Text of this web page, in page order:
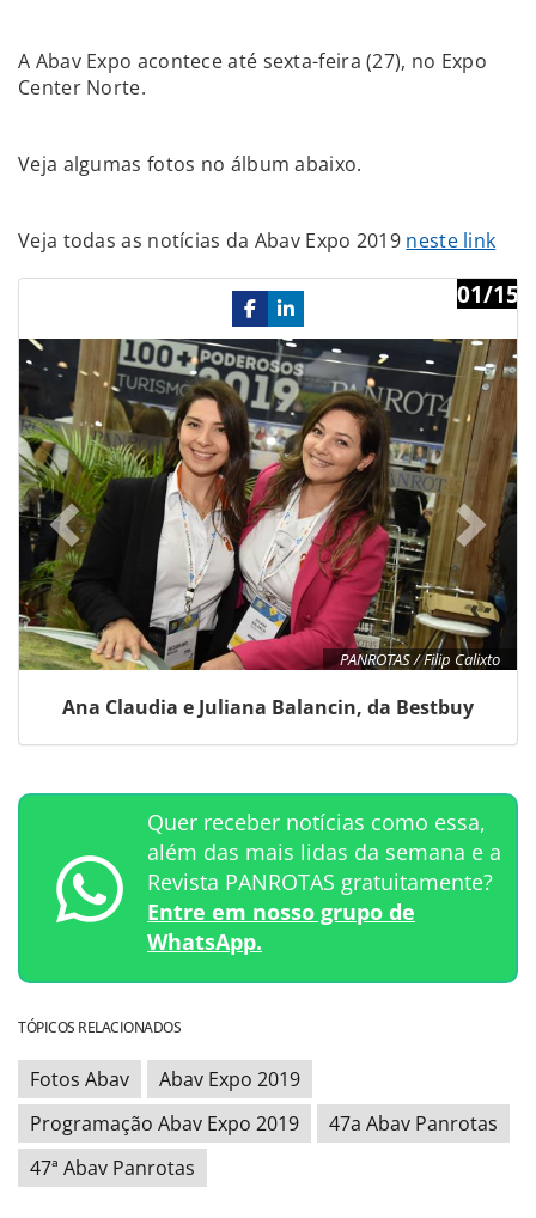
A Abav Expo acontece até sexta-feira (27), no Expo
Center Norte.
Veja algumas fotos no álbum abaixo.
Veja todas as notícias da Abav Expo 2019 neste link
PANROTAS / Filip Calixto
01/15
Ana Claudia e Juliana Balancin, da Bestbuy
Previous
Quer receber notícias como essa,
além das mais lidas da semana e a
Revista PANROTAS gratuitamente?
Entre em nosso grupo de
WhatsApp.
TÓPICOS RELACIONADOS
Fotos Abav
Abav Expo 2019
Programação Abav Expo 2019
47a Abav Panrotas
47ª Abav Panrotas